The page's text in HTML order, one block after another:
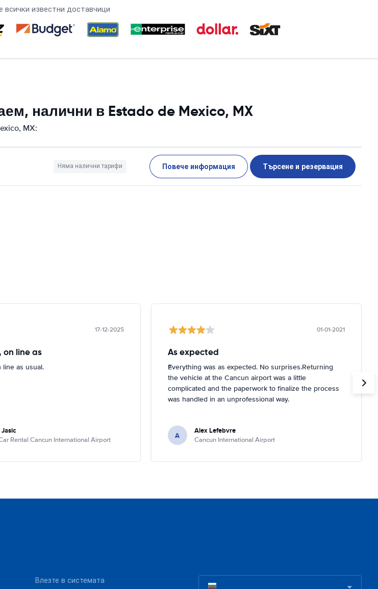
всички известни доставчици
налични в Estado de Mexico, MX
MX:
Няма налични тарифи Повече информация Търсене и резервация
17-12-2025
on line as
line as usual.
Rental Cancun International Airport
01-01-2021
As expected
Everything was as expected. No surprises.Returning
the vehicle at the Cancun airport was a little
complicated and the paperwork to finalize the process
was handled in an unprofessional way.
A Alex Lefebvre
Cancun International Airport
Влезте в системата